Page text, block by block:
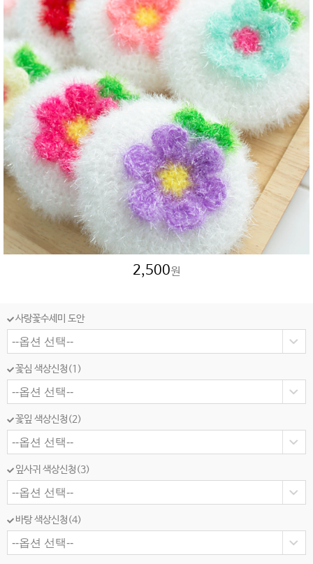
2,500원
사랑꽃수세미 도안
꽃심 색상신청(1)
꽃잎 색상신청(2)
잎사귀 색상신청(3)
바탕 색상신청(4)